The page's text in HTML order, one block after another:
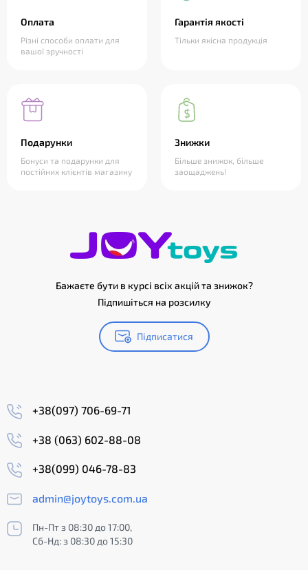
Оплата
Різні способи оплати для
вашої зручності
Гарантія якості
Тільки якісна продукція
Подарунки
Бонуси та подарунки для
постійних клієнтів магазину
Знижки
Більше знижок, більше
заощаджень!
Бажаєте бути в курсі всіх акцій та знижок?
Підпишіться на розсилку
Підписатися
+38(097) 706-69-71
+38 (063) 602-88-08
+38(099) 046-78-83
admin@joytoys.com.ua
Пн-Пт з 08:30 до 17:00,
Сб-Нд: з 08:30 до 15:30